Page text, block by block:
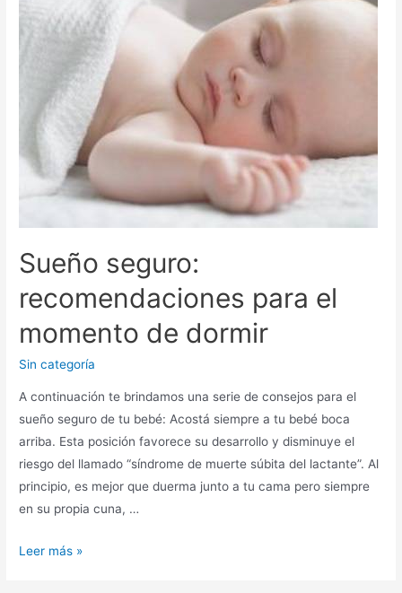
Sueño seguro:
recomendaciones para el
momento de dormir
Sin categoría
A continuación te brindamos una serie de consejos para el
sueño seguro de tu bebé: Acostá siempre a tu bebé boca
arriba. Esta posición favorece su desarrollo y disminuye el
riesgo del llamado “síndrome de muerte súbita del lactante”. Al
principio, es mejor que duerma junto a tu cama pero siempre
en su propia cuna, …
Leer más »